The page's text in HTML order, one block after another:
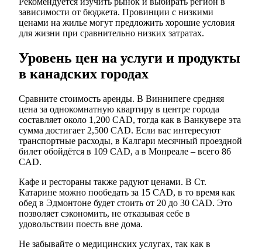
зависимости от бюджета. Провинции с низкими
ценами на жилье могут предложить хорошие условия
для жизни при сравнительно низких затратах.
Уровень цен на услуги и продукты
в канадских городах
Сравните стоимость аренды. В Виннипеге средняя
цена за однокомнатную квартиру в центре города
составляет около 1,200 CAD, тогда как в Ванкувере эта
сумма достигает 2,500 CAD. Если вас интересуют
транспортные расходы, в Калгари месячный проездной
билет обойдётся в 109 CAD, а в Монреале – всего 86
CAD.
Кафе и рестораны также радуют ценами. В Ст.
Катарине можно пообедать за 15 CAD, в то время как
обед в Эдмонтоне будет стоить от 20 до 30 CAD. Это
позволяет сэкономить, не отказывая себе в
удовольствии поесть вне дома.
Не забывайте о медицинских услугах, так как в